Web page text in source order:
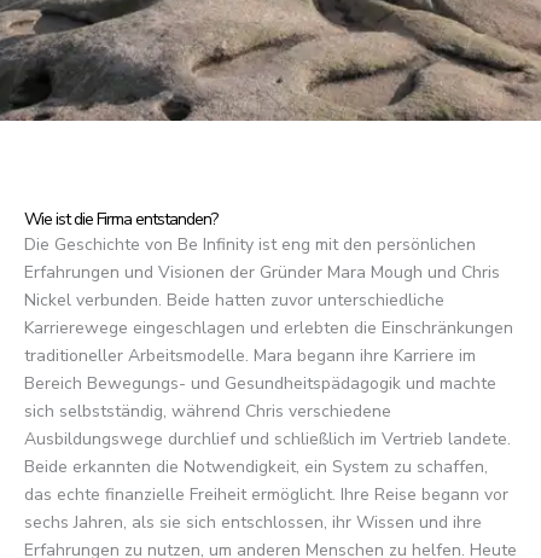
Wie ist die Firma entstanden?
Die Geschichte von Be Infinity ist eng mit den persönlichen
Erfahrungen und Visionen der Gründer Mara Mough und Chris
Nickel verbunden. Beide hatten zuvor unterschiedliche
Karrierewege eingeschlagen und erlebten die Einschränkungen
traditioneller Arbeitsmodelle. Mara begann ihre Karriere im
Bereich Bewegungs- und Gesundheitspädagogik und machte
sich selbstständig, während Chris verschiedene
Ausbildungswege durchlief und schließlich im Vertrieb landete.
Beide erkannten die Notwendigkeit, ein System zu schaffen,
das echte finanzielle Freiheit ermöglicht. Ihre Reise begann vor
sechs Jahren, als sie sich entschlossen, ihr Wissen und ihre
Erfahrungen zu nutzen, um anderen Menschen zu helfen. Heute